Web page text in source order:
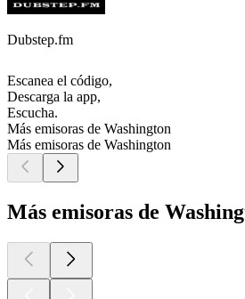
Dubstep.fm
Escanea el código,
Descarga la app,
Escucha.
Más emisoras de Washington
Más emisoras de Washington
Más emisoras de